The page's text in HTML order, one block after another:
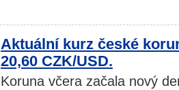
Aktuální kurz české
20,60 CZK/USD.
Koruna včera začala nový